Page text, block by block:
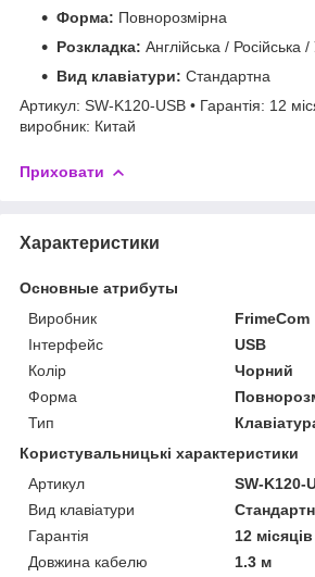
Форма: Повнорозмірна
Розкладка: Англійська / Російська /
Вид клавіатури: Стандартна
Артикул: SW-K120-USB • Гарантія: 12
виробник: Китай
Приховати
Характеристики
Основные атрибуты
Виробник
FrimeCom
Інтерфейс
USB
Колір
Чорний
Форма
Тип
Користувальницькі характеристики
Артикул
SW-K120-
Вид клавіатури
Гарантія
12 місяців
Довжина кабелю
1.3 м